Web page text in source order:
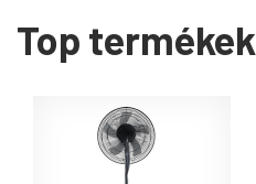
Top termékek